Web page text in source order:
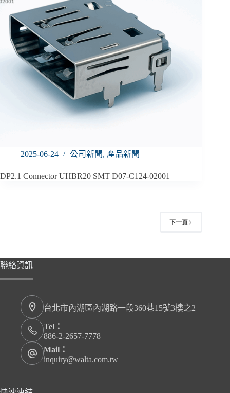
2025-06-24 公司新聞, 產品新聞
DP2.1 Connector UHBR20 SMT D07-C124-02001
下一頁
聯絡資訊
台北市內湖區內湖路一段360巷15號3樓之2
Tel：
886-2-2657-7778
Mail：
inquiry@walta.com.tw